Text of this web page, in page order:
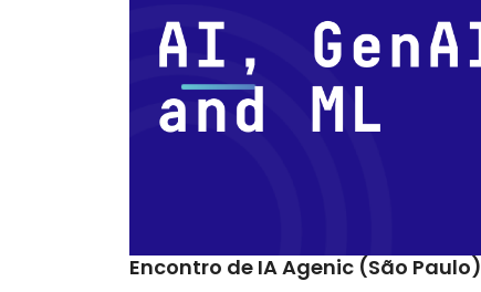
Encontro de IA Agenic (São Paulo)